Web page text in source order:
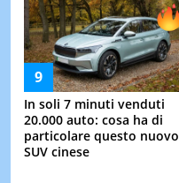
In soli 7 minuti venduti
20.000 auto: cosa ha di
particolare questo nuovo
SUV cinese